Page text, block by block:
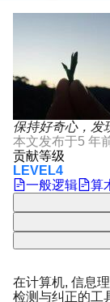
保持好奇心，发
本文发布于5 年
贡献等级
LEVEL4
一般逻辑
算
在计算机, 信息
检测与纠正的工